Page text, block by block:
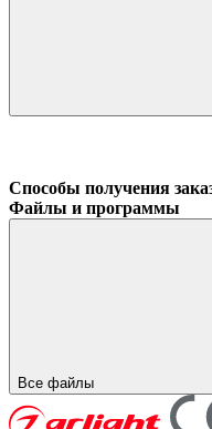
Способы получения
Файлы и программы
Все файлы